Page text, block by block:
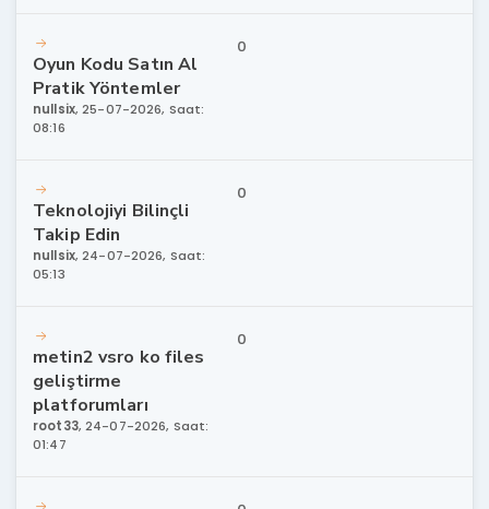
Oyun Kodu Satın Al
Pratik Yöntemler
nullsix,25-07-2026, Saat:
08:16
0
Teknolojiyi Bilinçli
Takip Edin
nullsix,24-07-2026, Saat:
05:13
0
metin2 vsro ko files
geliştirme
platforumları
root33,24-07-2026, Saat:
01:47
0